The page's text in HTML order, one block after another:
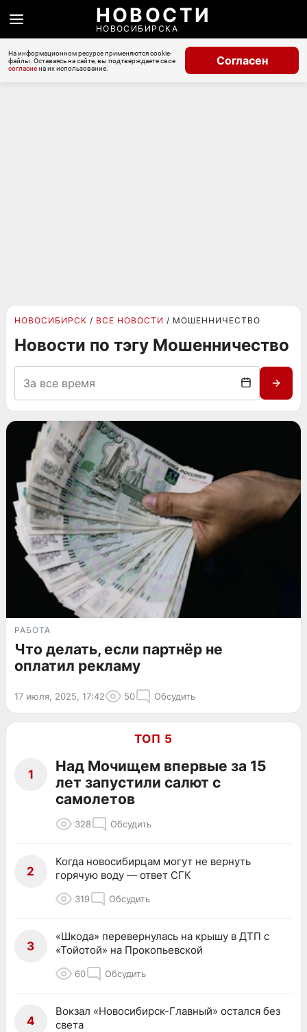
НОВОСТИ
НОВОСИБИРСКА
На информационном ресурсе применяются cookie-
файлы. Оставаясь на сайте, вы подтверждаете свое
согласиена их использование.
Согласен
НОВОСИБИРСК ВСЕ НОВОСТИ МОШЕННИЧЕСТВО
Новости по тэгу Мошенничество
РАБОТА
Что делать, если партнёр не
оплатил рекламу
17 июля, 2025, 17:42 50 Обсудить
ТОП 5
1
Над Мочищем впервые за 15
лет запустили салют с
самолетов
328 Обсудить
2
Когда новосибирцам могут не вернуть
горячую воду — ответ СГК
319 Обсудить
3
«Шкода» перевернулась на крышу в ДТП с
«Тойотой» на Прокопьевской
60 Обсудить
4
Вокзал «Новосибирск-Главный» остался без
света